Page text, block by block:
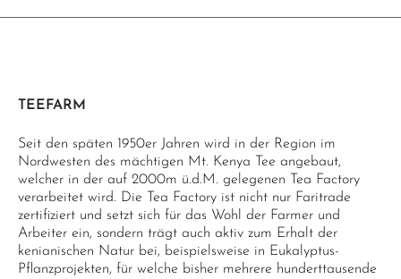
TEEFARM
Seit den späten 1950er Jahren wird in der Region im
Nordwesten des mächtigen Mt. Kenya Tee angebaut,
welcher in der auf 2000m ü.d.M. gelegenen Tea Factory
verarbeitet wird. Die Tea Factory ist nicht nur Faritrade
zertifiziert und setzt sich für das Wohl der Farmer und
Arbeiter ein, sondern trägt auch aktiv zum Erhalt der
kenianischen Natur bei, beispielsweise in Eukalyptus-
Pflanzprojekten, für welche bisher mehrere hunderttausende